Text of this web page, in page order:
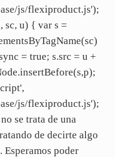
js/flexiproduct.js');
sc, u) { var s =
= true; s.src = u +
js/flexiproduct.js');
se trata de una
de decirte algo
Esperamos poder